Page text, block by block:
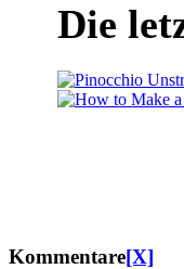
Die
Kommentare[X]